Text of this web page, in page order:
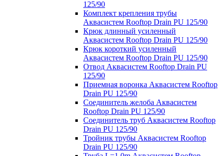
125/90
Комплект крепления трубы
Аквасистем Rooftop Drain PU 125/90
Крюк длинный усиленный
Аквасистем Rooftop Drain PU 125/90
Крюк короткий усиленный
Аквасистем Rooftop Drain PU 125/90
Отвод Аквасистем Rooftop Drain PU
125/90
Приемная воронка Аквасистем Rooftop
Drain PU 125/90
Соединитель желоба Аквасистем
Rooftop Drain PU 125/90
Соединитель труб Аквасистем Rooftop
Drain PU 125/90
Тройник трубы Аквасистем Rooftop
Drain PU 125/90